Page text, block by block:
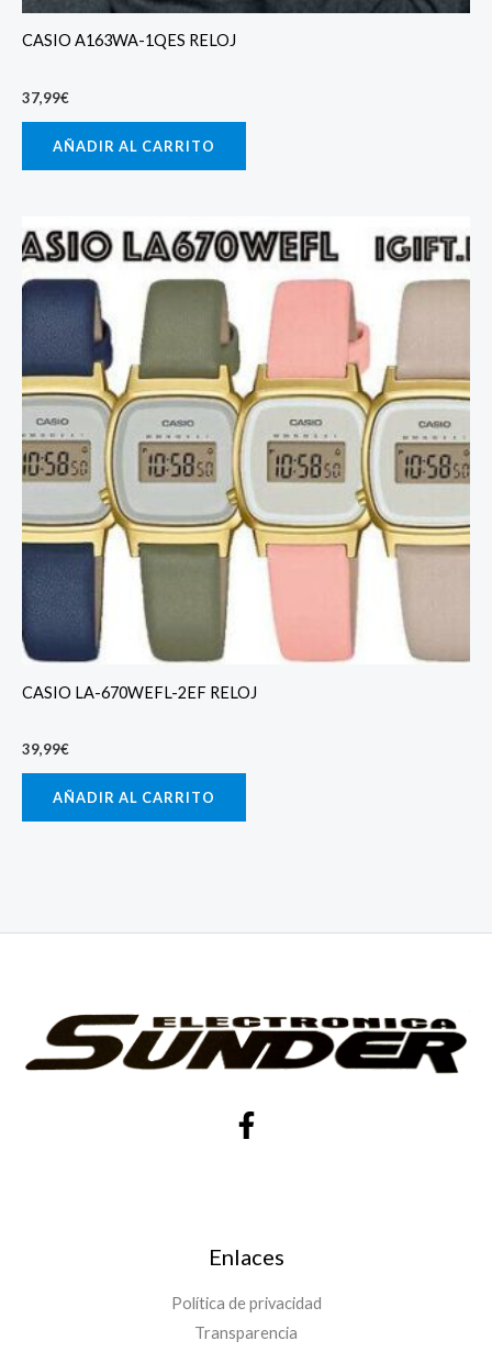
CASIO A163WA-1QES RELOJ
37,99€
AÑADIR AL CARRITO
CASIO LA-670WEFL-2EF RELOJ
39,99€
AÑADIR AL CARRITO
Enlaces
Política de privacidad
Transparencia